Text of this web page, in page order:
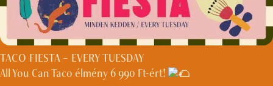
TACO FIESTA – EVERY TUESDAY
All You Can Taco élmény 6 990 Ft-ért!